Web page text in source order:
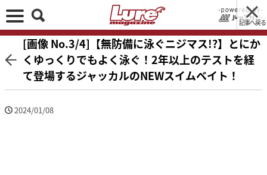
記事へ戻る
[画像 No.3/4]【無防備に泳ぐニジマス!?】とにか
くゆっくりでもよく泳ぐ！2年以上のテストを経
て登場するジャッカルのNEWスイムベイト！
2024/01/08